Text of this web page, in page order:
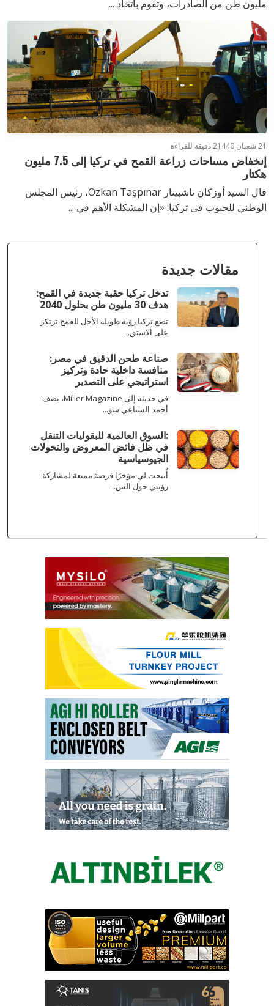
مليون طن من الصادرات، وتقوم باتخاذ ...
21 شعبان 1440 2 دقيقة للقراءة
إنخفاض مساحات زراعة القمح في تركيا إلى 7.5 مليون
هكتار
قال السيد أوزكان تاشبينار Özkan Taşpınar، رئيس المجلس
الوطني للحبوب في تركيا: «إن المشكلة الأهم في ...
مقالات جديدة
تدخل تركيا حقبة جديدة في القمح:
هدف 30 مليون طن بحلول 2040
تضع تركيا رؤية طويلة الأجل للقمح ترتكز
على الاستق...
صناعة طحن الدقيق في مصر:
منافسة داخلية حادة وتركيز
استراتيجي على التصدير
في حديثه إلى Miller Magazine، يصف
أحمد السباعي سو...
:السوق العالمية للبقوليات التنقل
في ظل فائض المعروض والتحولات
الجيوسياسية
أُتيحت لي مؤخرًا فرصة ممتعة لمشاركة
رؤيتي حول الس...